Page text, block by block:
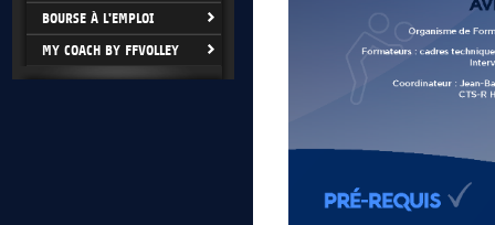
BOURSE À L'EMPLOI
MY COACH BY FFVOLLEY